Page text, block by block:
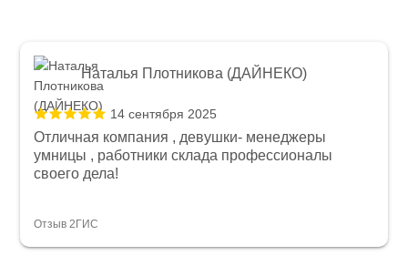
Наталья Плотникова (ДАЙНЕКО)
14 сентября 2025
Отличная компания , девушки- менеджеры
умницы , работники склада профессионалы
своего дела!
Отзыв 2ГИС